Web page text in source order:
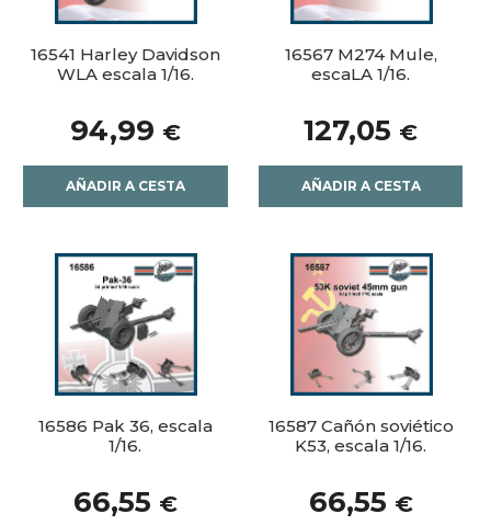
16541 Harley Davidson
WLA escala 1/16.
94,99 €
AÑADIR A CESTA
16567 M274 Mule,
escaLA 1/16.
127,05 €
AÑADIR A CESTA
16586 Pak 36, escala
1/16.
66,55 €
16587 Cañón soviético
K53, escala 1/16.
66,55 €